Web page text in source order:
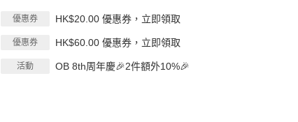
優惠券 HK$20.00 優惠券，立即領取
優惠券 HK$60.00 優惠券，立即領取
活動 OB 8th周年慶🎉2件額外10%🎉